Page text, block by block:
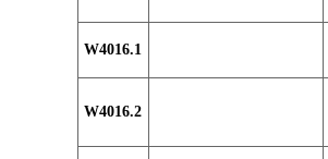
W4016.1
W4016.2